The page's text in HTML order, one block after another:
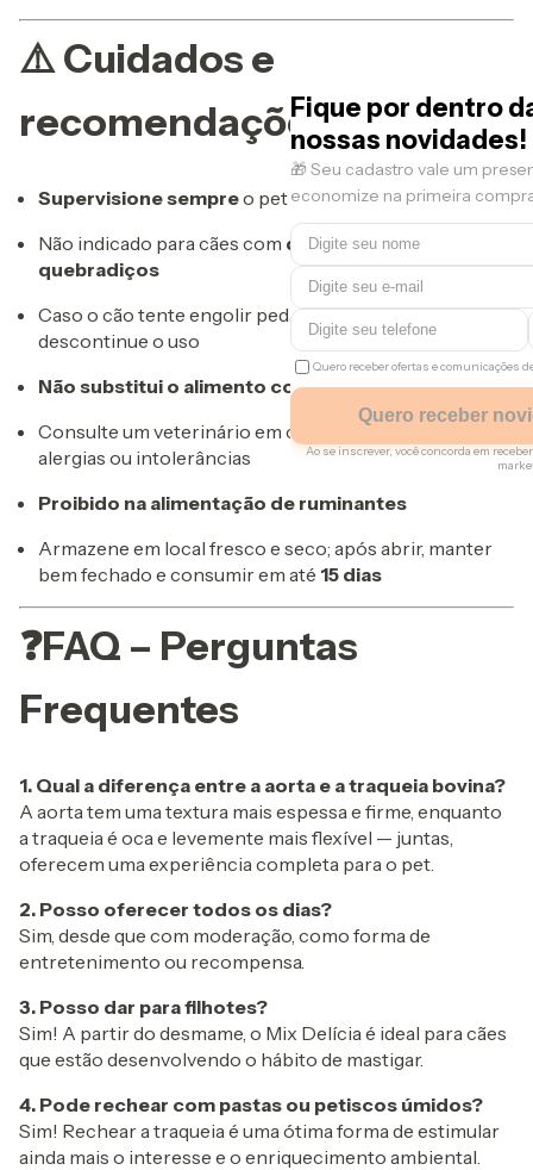
Fique por dentro
nossas novidades!
🎁 Seu cadastro vale um
economize na primeira
Quero receber ofertas e comunicações
Quero receber
Ao se inscrever, você concorda em
Regras
Apenas um resgate por
Utilizaremos os seus dados
navegação e para
⚠️ Cuidados e
recomendações
Supervisione sempreo pet durante o consumo
Não indicado para cães com dentes frágeis ou
quebradiços
Caso o cão tente engolir pedaços grandes,
descontinue o uso
Não substitui o alimento completo
Consulte um veterinário em caso de dúvidas sobre
alergias ou intolerâncias
Proibido na alimentação de ruminantes
Armazene em local fresco e seco; após abrir, manter
bem fechado e consumir em até 15 dias
❓FAQ – Perguntas
Frequentes
1. Qual a diferença entre a aorta e a traqueia bovina?
A aorta tem uma textura mais espessa e firme, enquanto
a traqueia é oca e levemente mais flexível — juntas,
oferecem uma experiência completa para o pet.
2. Posso oferecer todos os dias?
Sim, desde que com moderação, como forma de
entretenimento ou recompensa.
3. Posso dar para filhotes?
Sim! A partir do desmame, o Mix Delícia é ideal para cães
que estão desenvolvendo o hábito de mastigar.
4. Pode rechear com pastas ou petiscos úmidos?
Sim! Rechear a traqueia é uma ótima forma de estimular
ainda mais o interesse e o enriquecimento ambiental.